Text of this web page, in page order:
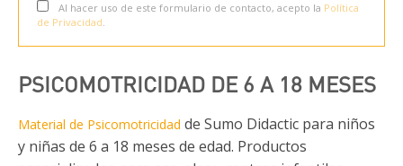
Al hacer uso de este formulario de contacto, acepto la Política
de Privacidad.
PSICOMOTRICIDAD DE 6 A 18 MESES
Material de Psicomotricidad de Sumo Didactic para niños
y niñas de 6 a 18 meses de edad. Productos